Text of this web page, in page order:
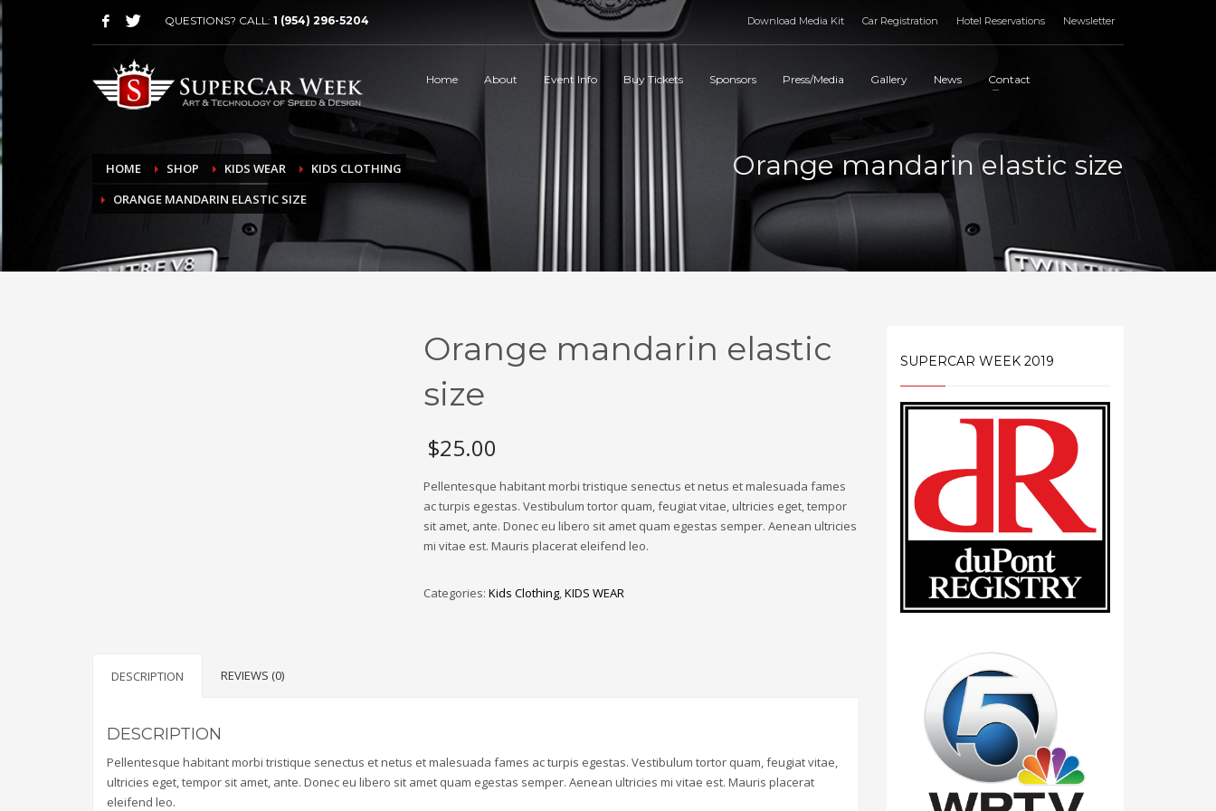
QUESTIONS? CALL: 1 (954) 296-5204 Download Media Kit Car Registration Hotel Reservations Newsletter
Home About Event Info Buy Tickets Sponsors Press/Media Gallery News Contact
HOME SHOP KIDS WEAR
KIDS CLOTHING
ORANGE MANDARIN ELASTIC SIZE
Orange mandarin elastic size
Orange mandarin elastic
size
$25.00
Pellentesque habitant morbi tristique senectus et netus et malesuada fames
ac turpis egestas. Vestibulum tortor quam, feugiat vitae, ultricies eget, tempor
sit amet, ante. Donec eu libero sit amet quam egestas semper. Aenean ultricies
mi vitae est. Mauris placerat eleifend leo.
Categories: Kids Clothing,KIDS WEAR
DESCRIPTION REVIEWS (0)
DESCRIPTION
Pellentesque habitant morbi tristique senectus et netus et malesuada fames ac turpis egestas. Vestibulum tortor quam, feugiat vitae,
ultricies eget, tempor sit amet, ante. Donec eu libero sit amet quam egestas semper. Aenean ultricies mi vitae est. Mauris placerat
eleifend leo.
SUPERCAR WEEK 2019